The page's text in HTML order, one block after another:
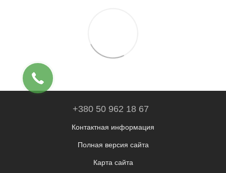
+380 50 962 18 67
Контактная информация
Полная версия сайта
Карта сайта